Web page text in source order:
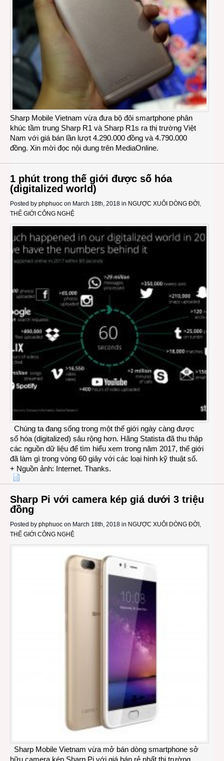
Sharp Mobile Vietnam vừa đưa bộ đôi smartphone phân
khúc tầm trung Sharp R1 và Sharp R1s ra thị trường Việt
Nam với giá bán lần lượt 4.290.000 đồng và 4.790.000
đồng. Xin mời đọc nội dung trên MediaOnline.
1 phút trong thế giới được số hóa
(digitalized world)
Posted by phphuoc on March 18th, 2018 in NGƯỢC XUÔI DÒNG ĐỜI ,
THẾ GIỚI CÔNG NGHỆ
Chúng ta đang sống trong một thế giới ngày càng được
số hóa (digitalized) sâu rộng hơn. Hãng Statista đã thu thập
các nguồn dữ liệu để tìm hiểu xem trong năm 2017, thế giới
đã làm gì trong vòng 60 giây với các loại hình kỹ thuật số.
+ Nguồn ảnh: Internet. Thanks.
Sharp Pi với camera kép giá dưới 3 triệu
đồng
Posted by phphuoc on March 18th, 2018 in NGƯỢC XUÔI DÒNG ĐỜI ,
THẾ GIỚI CÔNG NGHỆ
Sharp Mobile Vietnam vừa mở bán dòng smartphone sở
hữu camera kép Sharp Pi với giá bán rẻ nhất thị trường